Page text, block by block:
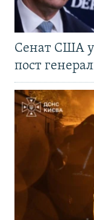
Сенат США
пост